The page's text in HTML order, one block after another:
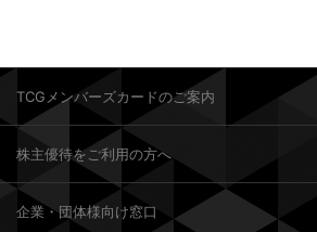
TCGメンバーズカードのご案内
株主優待をご利用の方へ
企業・団体様向け窓口